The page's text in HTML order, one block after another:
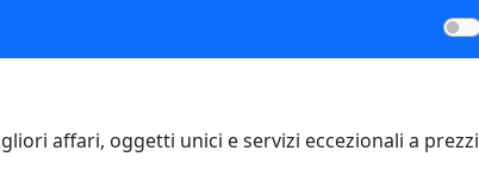
affari, oggetti unici e servizi eccezionali a prezzi